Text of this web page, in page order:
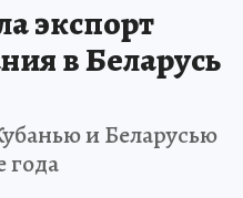
экспорт
в Беларусь
и Беларусью
года